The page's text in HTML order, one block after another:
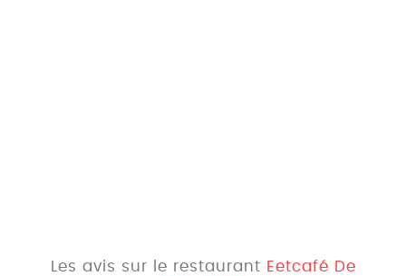
Les avis sur le restaurant Eetcafé De